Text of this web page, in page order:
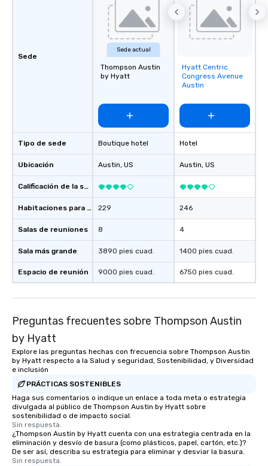
Sede
Tipo de sede
Ubicación
Calificación de la sede
Habitaciones para huéspedes
Salas de reuniones
Sala más grande
Espacio de reunión
Sede actual
Thompson Austin
by Hyatt
Boutique hotel
Austin, US
229
8
3890 pies cuad.
9000 pies cuad.
Removed from
favorites
Hyatt Centric
Congress Avenue
Austin
Hotel
Austin, US
246
4
1400 pies cuad.
6750 pies cuad.
Preguntas frecuentes sobre Thompson Austin
by Hyatt
Explore las preguntas hechas con frecuencia sobre Thompson Austin
by Hyatt respecto a la Salud y seguridad, Sostenibilidad, y Diversidad
e inclusión
PRÁCTICAS SOSTENIBLES
Haga sus comentarios o indique un enlace a toda meta o estrategia
divulgada al público de Thompson Austin by Hyatt sobre
sostenibilidad o de impacto social.
Sin respuesta.
¿Thompson Austin by Hyatt cuenta con una estrategia centrada en la
eliminación y desvío de basura (como plásticos, papel, cartón, etc.)?
De ser así, describa su estrategia para eliminar y desviar la basura.
Sin respuesta.